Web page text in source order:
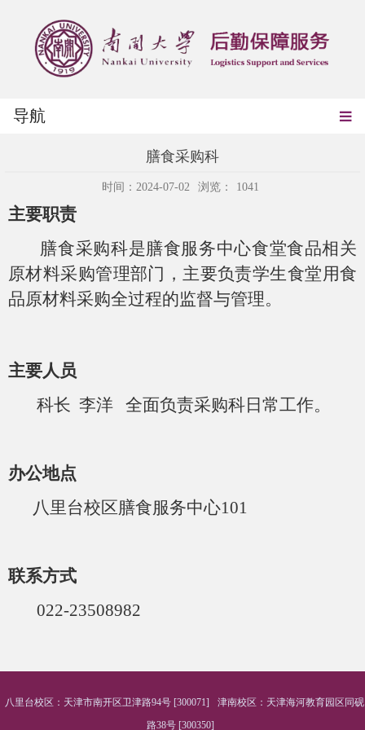
导航
膳食采购科
时间：2024-07-02 浏览： 1041
主要职责
膳食采购科是膳食服务中心食堂食品相关
原材料采购管理部门，主要负责学生食堂用食
品原材料采购全过程的监督与管理。
主要人员
科长 李洋 全面负责采购科日常工作。
办公地点
八里台校区膳食服务中心101
联系方式
022-23508982
八里台校区：天津市南开区卫津路94号 [300071]
津南校区：天津海河教育园区同砚
路38号 [300350]